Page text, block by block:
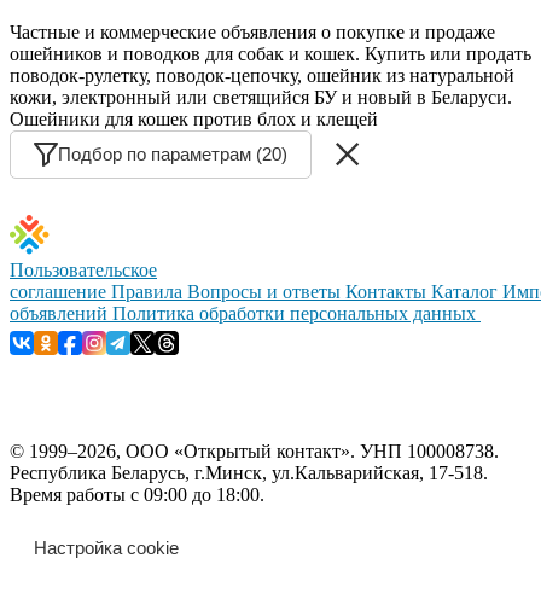
Частные и коммерческие объявления о покупке и продаже
ошейников и поводков для собак и кошек. Купить или продать
поводок-рулетку, поводок-цепочку, ошейник из натуральной
кожи, электронный или светящийся БУ и новый в Беларуси.
Ошейники для кошек против блох и клещей
Подбор по параметрам (20)
Пользовательское
соглашение Правила Вопросы и ответы Контакты Каталог
объявлений Политика обработки персональных данных
© 1999–2026, ООО «Открытый контакт». УНП 100008738.
Республика Беларусь, г.Минск, ул.Кальварийская, 17-518.
Время работы с 09:00 до 18:00.
Настройка cookie